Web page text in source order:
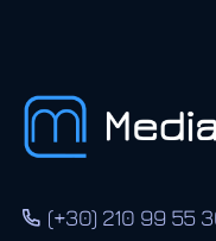
(+30) 210 99 55